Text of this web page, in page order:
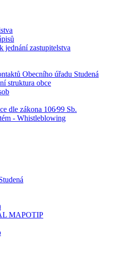
jednání zastupitelstva
Obecního úřadu Studená
struktura obce
dle zákona 106⁄99 Sb.
- Whistleblowing
MAPOTIP